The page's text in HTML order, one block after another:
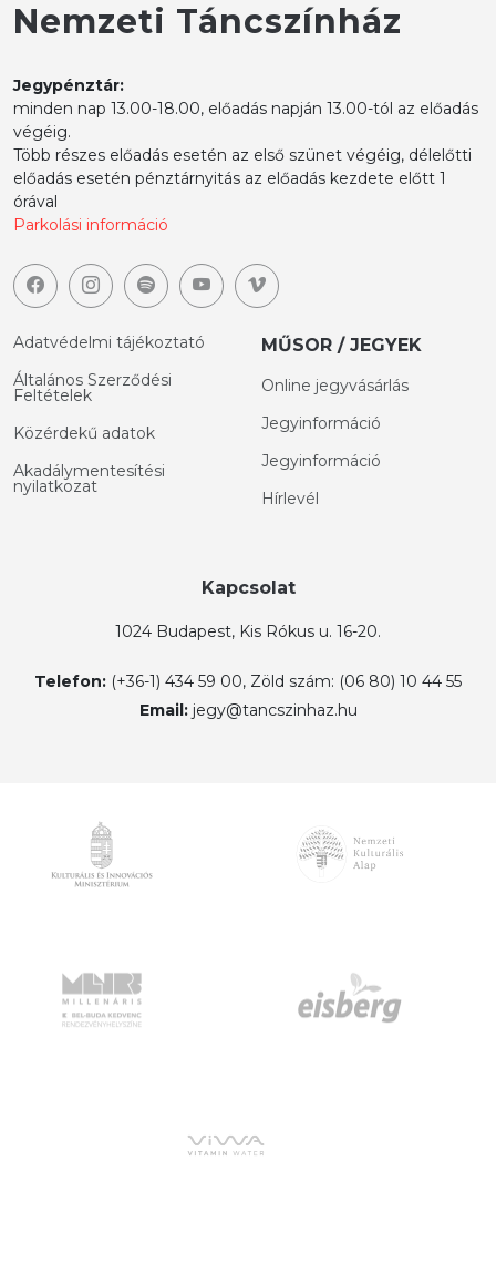
Nemzeti Táncszínház
Jegypénztár:
minden nap 13.00-18.00, előadás napján 13.00-tól az előadás
végéig.
Több részes előadás esetén az első szünet végéig, délelőtti
előadás esetén pénztárnyitás az előadás kezdete előtt 1
órával
Parkolási információ
Adatvédelmi tájékoztató
Általános Szerződési
Feltételek
Közérdekű adatok
Akadálymentesítési
nyilatkozat
MŰSOR / JEGYEK
Online jegyvásárlás
Jegyinformáció
Jegyinformáció
Hírlevél
Kapcsolat
1024 Budapest, Kis Rókus u. 16-20.
Telefon: (+36-1) 434 59 00, Zöld szám: (06 80) 10 44 55
Email: jegy@tancszinhaz.hu